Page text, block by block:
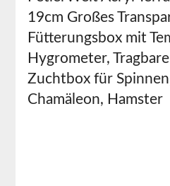
19cm Großes
Fütterungsbox mit
Hygrometer,
Zuchtbox für
Chamäleon, Hamster